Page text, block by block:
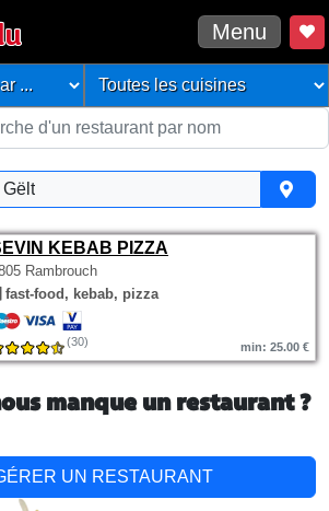
Menu
Gëlt
KEBAB PIZZA
Rambrouch
fast-food, kebab, pizza
(30) min: 25.00 €
manque un restaurant ?
UN RESTAURANT